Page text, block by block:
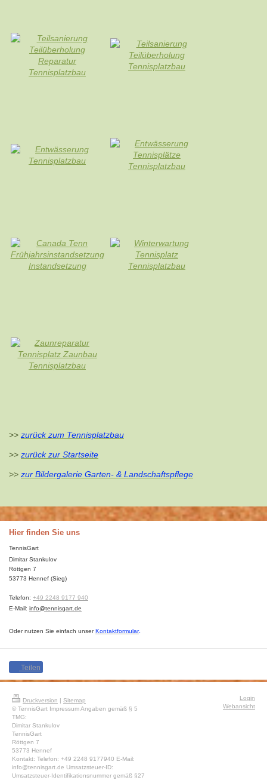
>> zurück zum Tennisplatzbau
>> zurück zur Startseite
>> zur Bildergalerie Garten- & Landschaftspflege
Hier finden Sie uns
TennisGart
Dimitar Stankulov
Röttgen 7
53773 Hennef (Sieg)
Telefon: +49 2248 9177 940
E-Mail: info@tennisgart.de
Oder nutzen Sie einfach unser Kontaktformular.
Teilen
Druckversion | Sitemap
© TennisGart Impressum Angaben gemäß § 5
TMG:
Dimitar Stankulov
TennisGart
Röttgen 7
53773 Hennef
Kontakt: Telefon: +49 2248 9177940 E-Mail:
info@tennisgart.de Umsatzsteuer-ID:
Umsatzsteuer-Identifikationsnummer gemäß §27
Login
Webansicht